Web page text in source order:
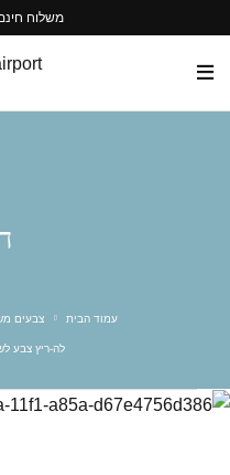
משלוח חינם
עמוד הבית צבעים
לה-ריץ צבע